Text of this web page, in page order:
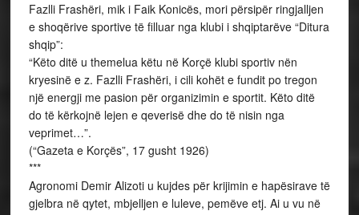
Fazlli Frashëri, mik i Faik Konicës, mori përsipër ringjalljen
e shoqërive sportive të filluar nga klubi i shqiptarëve “Ditura
shqip”:
“Këto ditë u themelua këtu në Korçë klubi sportiv nën
kryesinë e z. Fazlli Frashëri, i cili kohët e fundit po tregon
një energji me pasion për organizimin e sportit. Këto ditë
do të kërkojnë lejen e qeverisë dhe do të nisin nga
veprimet…”.
(“Gazeta e Korçës”, 17 gusht 1926)
***
Agronomi Demir Alizoti u kujdes për krijimin e hapësirave të
gjelbra në qytet, mbjelljen e luleve, pemëve etj. Ai u vu në